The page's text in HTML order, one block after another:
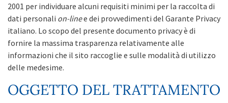
2001 per individuare alcuni requisiti minimi per la raccolta di
dati personali on-linee dei provvedimenti del Garante Privacy
italiano. Lo scopo del presente documento privacy è di
fornire la massima trasparenza relativamente alle
informazioni che il sito raccoglie e sulle modalità di utilizzo
delle medesime.
OGGETTO DEL TRATTAMENTO